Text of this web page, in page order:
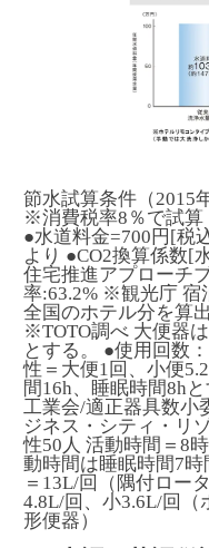
節水試算条件（2015
※消費税率8％で試算
●水道料金=700円[税
より ●CO2換算係数[
住宅推進アプローチ
率:63.2% ※観光庁 宿
全国のホテル分を算
※TOTO調べ 大便器
とする。 ●使用回数
性＝大便1回、小便
間16h、睡眠時間8h
工業会/適正器具数小
ジネス・シティ・リ
性50人 活動時間＝8
動時間は睡眠時間7
＝13L/回（隅付ロー
4.8L/回、小3.6L/回（
形便器）